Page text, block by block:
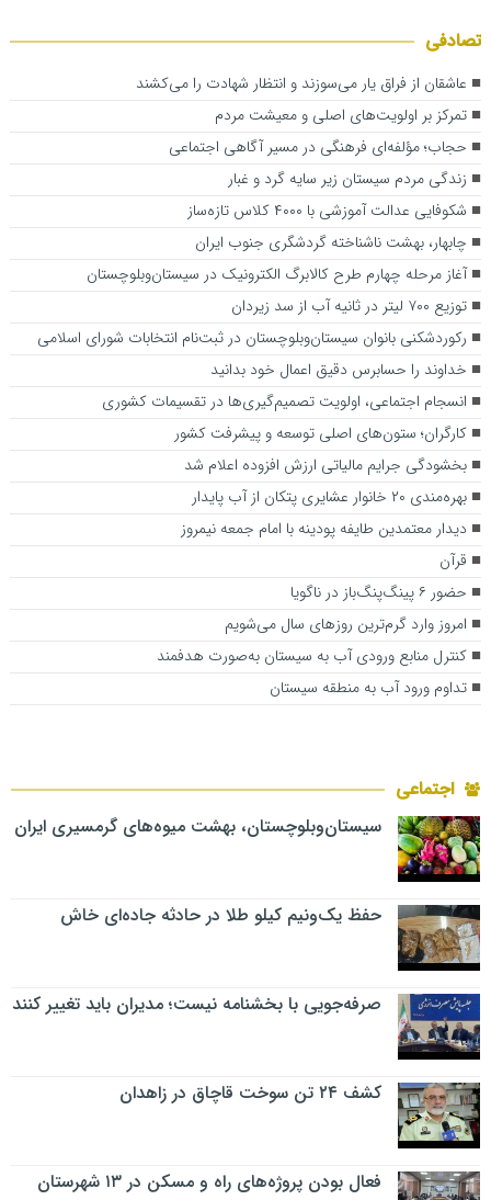
تصادفی
عاشقان از فراق یار می‌سوزند و انتظار شهادت را می‌کشند
تمرکز بر اولویت‌های اصلی و معیشت مردم
حجاب؛ مؤلفه‌ای فرهنگی در مسیر آگاهی اجتماعی
زندگی مردم سیستان زیر سایه گرد و غبار
شکوفایی عدالت آموزشی با ۴۰۰۰ کلاس تازه‌ساز
چابهار، بهشت ناشناخته گردشگری جنوب ایران
آغاز مرحله چهارم طرح کالابرگ الکترونیک در سیستا‌ن‌وبلوچستان
توزیع ۷۰۰ لیتر در ثانیه آب از سد زیردان
رکوردشکنی بانوان سیستان‌وبلوچستان در ثبت‌نام انتخابات شورای اسلامی
خداوند را حسابرس دقیق اعمال خود بدانید
انسجام اجتماعی، اولویت تصمیم‌گیری‌ها در تقسیمات کشوری
کارگران؛ ستون‌های اصلی توسعه و پیشرفت کشور
بخشودگی جرایم مالیاتی ارزش افزوده اعلام شد
بهره‌مندی ۲۰ خانوار عشایری پتکان از آب پایدار
دیدار معتمدین طایفه پودینه با امام جمعه نیمروز
قرآن
حضور ۶ پینگ‌پنگ‌باز در ناگویا
امروز وارد گرم‌ترین روزهای سال می‌شویم
کنترل منابع ورودی آب به سیستان به‌صورت هدفمند
تداوم ورود آب به منطقه سیستان
اجتماعی
سیستان‌وبلوچستان، بهشت میوه‌های گرمسیری ایران
حفظ یک‌ونیم کیلو طلا در حادثه جاده‌ای خاش
صرفه‌جویی با بخشنامه نیست؛ مدیران باید تغییر کنند
کشف ۲۴ تن سوخت قاچاق در زاهدان
فعال بودن پروژه‌های راه و مسکن در ۱۳ شهرستان